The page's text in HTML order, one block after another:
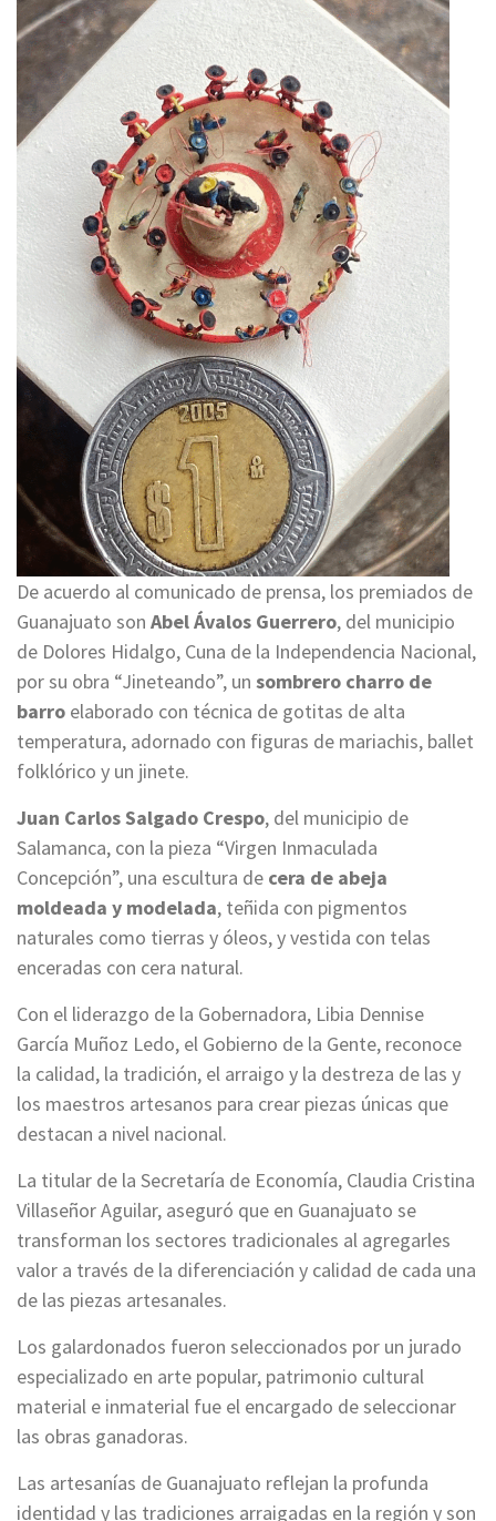
De acuerdo al comunicado de prensa, los premiados de
Guanajuato son Abel Ávalos Guerrero, del municipio
de Dolores Hidalgo, Cuna de la Independencia Nacional,
por su obra “Jineteando”, un sombrero charro de
barro elaborado con técnica de gotitas de alta
temperatura, adornado con figuras de mariachis, ballet
folklórico y un jinete.
Juan Carlos Salgado Crespo, del municipio de
Salamanca, con la pieza “Virgen Inmaculada
Concepción”, una escultura de cera de abeja
moldeada y modelada, teñida con pigmentos
naturales como tierras y óleos, y vestida con telas
enceradas con cera natural.
Con el liderazgo de la Gobernadora, Libia Dennise
García Muñoz Ledo, el Gobierno de la Gente, reconoce
la calidad, la tradición, el arraigo y la destreza de las y
los maestros artesanos para crear piezas únicas que
destacan a nivel nacional.
La titular de la Secretaría de Economía, Claudia Cristina
Villaseñor Aguilar, aseguró que en Guanajuato se
transforman los sectores tradicionales al agregarles
valor a través de la diferenciación y calidad de cada una
de las piezas artesanales.
Los galardonados fueron seleccionados por un jurado
especializado en arte popular, patrimonio cultural
material e inmaterial fue el encargado de seleccionar
las obras ganadoras.
Las artesanías de Guanajuato reflejan la profunda
identidad y las tradiciones arraigadas en la región y son